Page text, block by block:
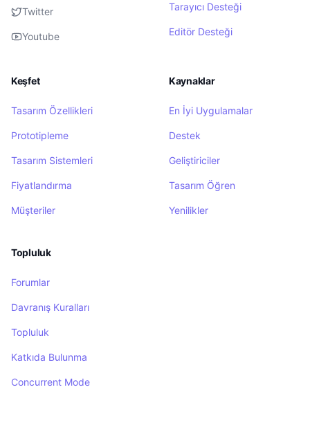
Twitter
Youtube
Tarayıcı Desteği
Editör Desteği
Keşfet
Tasarım Özellikleri
Prototipleme
Tasarım Sistemleri
Fiyatlandırma
Müşteriler
Kaynaklar
En İyi Uygulamalar
Destek
Geliştiriciler
Tasarım Öğren
Yenilikler
Topluluk
Forumlar
Davranış Kuralları
Topluluk
Katkıda Bulunma
Concurrent Mode